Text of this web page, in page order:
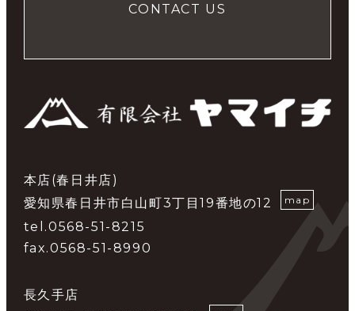
CONTACT US
本店(春日井店)
愛知県春日井市白山町3丁目19番地の12
map
tel.0568-51-8215
fax.0568-51-8990
長久手店